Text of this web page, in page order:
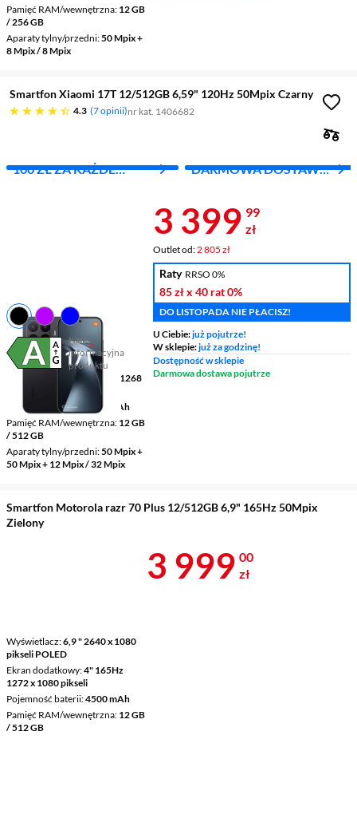
Pamięć RAM/wewnętrzna 12 GB
/ 256 GB
Aparaty tylny/przedni 50 Mpix +
8 Mpix / 8 Mpix
Smartfon Xiaomi 17T 12/512GB 6,59" 120Hz 50Mpix Czarny
4.3
4.3 gwiazdek 7 opinii nr kat. 1406682
100 ZŁ ZA KAŻDE
DARMOWA DOSTAWA
Karta
informacyjna
produktu
Plik w formacie pdf
(otworzy się w nowym oknie)
6,59 " 2756 x 1268
pikseli AMOLED
Pojemność baterii
6500 mAh
Pamięć RAM/wewnętrzna 12 GB
/ 512 GB
Aparaty tylny/przedni 50 Mpix +
50 Mpix + 12 Mpix / 32 Mpix
Cena 3
3 399 99
zł
Outlet od: 2 805 zł
Raty RRSO 0%
85 złx 40 rat0%
DO LISTOPADA NIE PŁACISZ!
U Ciebie:już pojutrze!
W sklepie:już za godzinę!
Dostępność w sklepie
Darmowa dostawa pojutrze
Smartfon Motorola razr 70 Plus 12/512GB 6,9" 165Hz 50Mpix
Zielony
Wyświetlacz 6,9 " 2640 x 1080
pikseli POLED
Ekran dodatkowy 4" 165Hz
1272 x 1080 pikseli
Pojemność baterii 4500 mAh
Pamięć RAM/wewnętrzna 12 GB
/ 512 GB
Cena 3 999 zł
3 999 00
zł